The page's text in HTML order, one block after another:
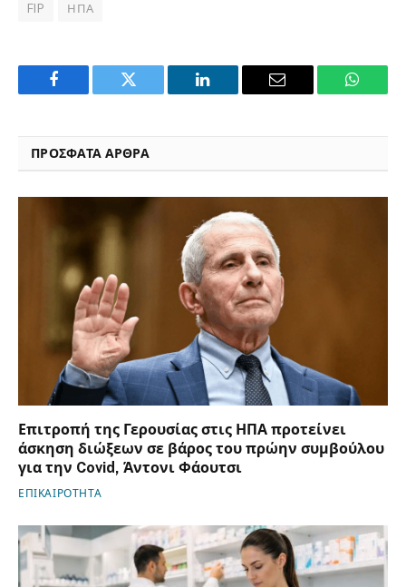
FIP ΗΠΑ
Facebook Twitter LinkedIn Email
ΠΡΟΣΦΑΤΑ ΑΡΘΡΑ
Επιτροπή της Γερουσίας στις ΗΠΑ προτείνει
άσκηση διώξεων σε βάρος του πρώην συμβούλου
για την Covid, Άντονι Φάουτσι
ΕΠΙΚΑΙΡΟΤΗΤΑ